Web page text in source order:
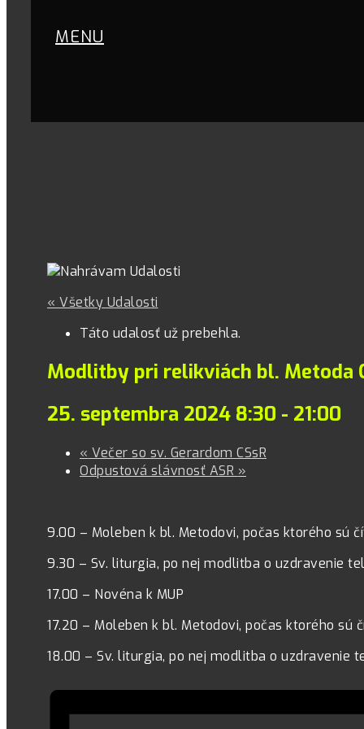
MENU
« Všetky Udalosti
Táto udalosť už prebehla.
Modlitby pri relikviách bl. Metoda
25. septembra 2024 8:30 - 21:00
« Večer so sv. Gerardom CSsR
Odpustová slávnosť ASR »
9.00 – Moleben k bl. Metodovi, počas ktorého sú
9.30 – Sv. liturgia, po nej modlitba o uzdravenie
17.00 – Novéna k MUP
17.20 – Moleben k bl. Metodovi, počas ktorého sú
18.00 – Sv. liturgia, po nej modlitba o uzdravenie